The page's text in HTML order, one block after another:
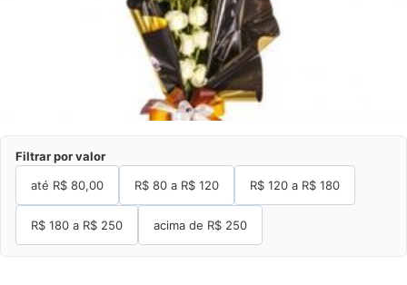
Filtrar por valor
até R$ 80,00 R$ 80 a R$ 120 R$ 120 a R$ 180
R$ 180 a R$ 250 acima de R$ 250